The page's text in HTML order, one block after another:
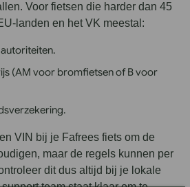
Voor fietsen die harder dan 45
landen en het VK meestal:
(AM voor bromfietsen of B voor
VIN bij je Fafrees fiets om de
maar de regels kunnen per
dit dus altijd bij je lokale